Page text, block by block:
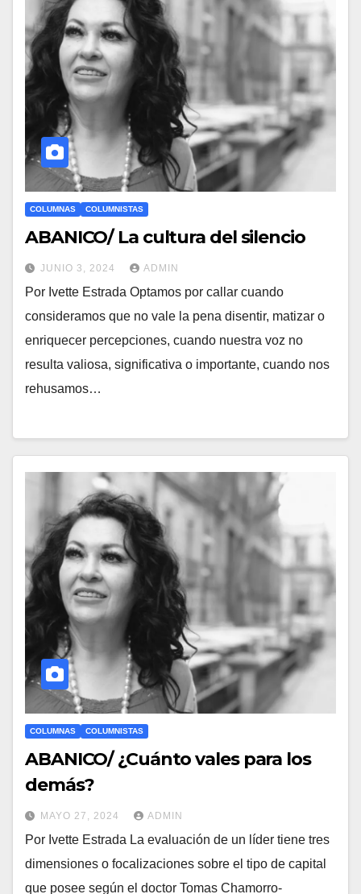
COLUMNAS COLUMNISTAS
ABANICO/ La cultura del silencio
JUNIO 3, 2024 ADMIN
Por Ivette Estrada Optamos por callar cuando
consideramos que no vale la pena disentir, matizar o
enriquecer percepciones, cuando nuestra voz no
resulta valiosa, significativa o importante, cuando nos
rehusamos…
COLUMNAS COLUMNISTAS
ABANICO/ ¿Cuánto vales para los
demás?
MAYO 27, 2024 ADMIN
Por Ivette Estrada La evaluación de un líder tiene tres
dimensiones o focalizaciones sobre el tipo de capital
que posee según el doctor Tomas Chamorro-